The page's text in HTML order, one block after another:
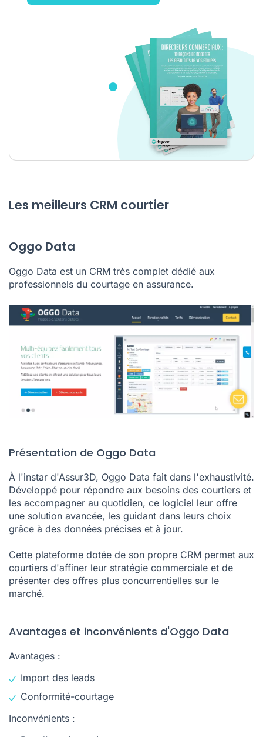
Les meilleurs CRM courtier
Oggo Data
Oggo Data est un CRM très complet dédié aux
professionnels du courtage en assurance.
Présentation de Oggo Data
À l'instar d'Assur3D, Oggo Data fait dans l'exhaustivité.
Développé pour répondre aux besoins des courtiers et
les accompagner au quotidien, ce logiciel leur offre
une solution avancée, les guidant dans leurs choix
grâce à des données précises et à jour.
Cette plateforme dotée de son propre CRM permet aux
courtiers d'affiner leur stratégie commerciale et de
présenter des offres plus concurrentielles sur le
marché.
Avantages et inconvénients d'Oggo Data
Avantages :
Import des leads
Conformité-courtage
Inconvénients :